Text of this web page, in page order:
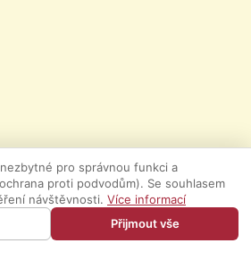
pro správnou funkci a
proti podvodům). Se souhlasem
návštěvnosti. Více informací
Přijmout vše